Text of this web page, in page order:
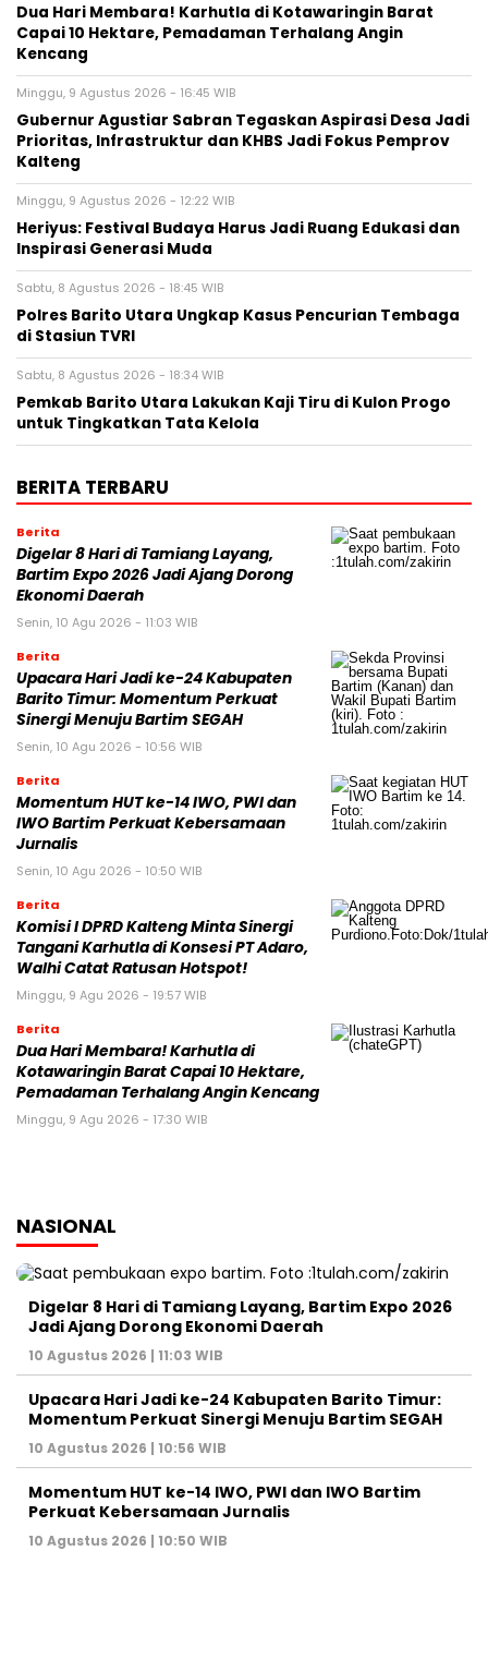
Dua Hari Membara! Karhutla di Kotawaringin Barat
Capai 10 Hektare, Pemadaman Terhalang Angin
Kencang
Minggu, 9 Agustus 2026 - 16:45 WIB
Gubernur Agustiar Sabran Tegaskan Aspirasi Desa Jadi
Prioritas, Infrastruktur dan KHBS Jadi Fokus Pemprov
Kalteng
Minggu, 9 Agustus 2026 - 12:22 WIB
Heriyus: Festival Budaya Harus Jadi Ruang Edukasi dan
Inspirasi Generasi Muda
Sabtu, 8 Agustus 2026 - 18:45 WIB
Polres Barito Utara Ungkap Kasus Pencurian Tembaga
di Stasiun TVRI
Sabtu, 8 Agustus 2026 - 18:34 WIB
Pemkab Barito Utara Lakukan Kaji Tiru di Kulon Progo
untuk Tingkatkan Tata Kelola
BERITA TERBARU
Berita
Digelar 8 Hari di Tamiang Layang,
Bartim Expo 2026 Jadi Ajang Dorong
Ekonomi Daerah
Senin, 10 Agu 2026 - 11:03 WIB
Berita
Upacara Hari Jadi ke-24 Kabupaten
Barito Timur: Momentum Perkuat
Sinergi Menuju Bartim SEGAH
Senin, 10 Agu 2026 - 10:56 WIB
Berita
Momentum HUT ke-14 IWO, PWI dan
IWO Bartim Perkuat Kebersamaan
Jurnalis
Senin, 10 Agu 2026 - 10:50 WIB
Berita
Komisi I DPRD Kalteng Minta Sinergi
Tangani Karhutla di Konsesi PT Adaro,
Walhi Catat Ratusan Hotspot!
Minggu, 9 Agu 2026 - 19:57 WIB
Berita
Dua Hari Membara! Karhutla di
Kotawaringin Barat Capai 10 Hektare,
Pemadaman Terhalang Angin Kencang
Minggu, 9 Agu 2026 - 17:30 WIB
NASIONAL
Digelar 8 Hari di Tamiang Layang, Bartim Expo 2026
Jadi Ajang Dorong Ekonomi Daerah
10 Agustus 2026 | 11:03 WIB
Upacara Hari Jadi ke-24 Kabupaten Barito Timur:
Momentum Perkuat Sinergi Menuju Bartim SEGAH
10 Agustus 2026 | 10:56 WIB
Momentum HUT ke-14 IWO, PWI dan IWO Bartim
Perkuat Kebersamaan Jurnalis
10 Agustus 2026 | 10:50 WIB